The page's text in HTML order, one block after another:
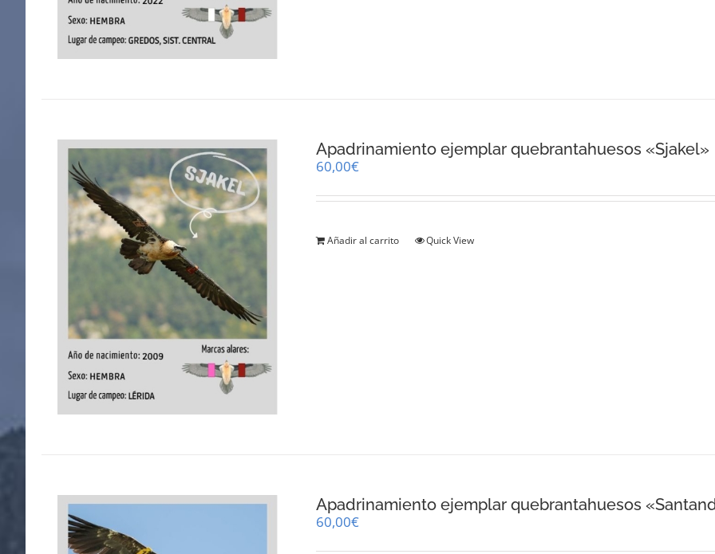
Apadrinamiento ejemplar quebrantahuesos «Sjakel»
60,00€
Añadir al carrito Quick View
Apadrinamiento ejemplar quebrantahuesos
60,00€